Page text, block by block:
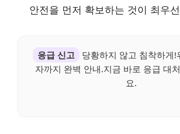
안전을 먼저 확보하는 것이 최우
응급 신고
당황하지 않고 침착하게!
자까지 완벽 안내.지금 바로 응급 대
요.